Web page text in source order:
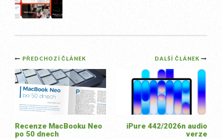
Post
navigation
DALŠÍ ČLÁNEK
iPure 442/2026n audio
verze
PŘEDCHOZÍ ČLÁNEK
Recenze MacBooku Neo
po 50 dnech